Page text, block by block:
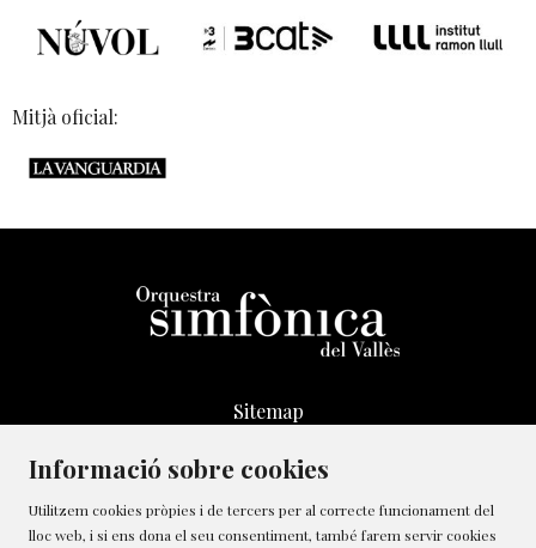
Mitjà oficial:
Sitemap
Transparència
Canal de denúncies
Informació sobre cookies
Utilitzem cookies pròpies i de tercers per al correcte funcionament del
lloc web, i si ens dona el seu consentiment, també farem servir cookies